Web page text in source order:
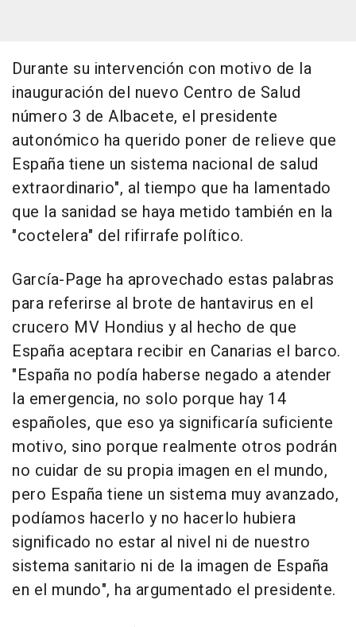
Durante su intervención con motivo de la
inauguración del nuevo Centro de Salud
número 3 de Albacete, el presidente
autonómico ha querido poner de relieve que
España tiene un sistema nacional de salud
extraordinario", al tiempo que ha lamentado
que la sanidad se haya metido también en la
"coctelera" del rifirrafe político.
García-Page ha aprovechado estas palabras
para referirse al brote de hantavirus en el
crucero MV Hondius y al hecho de que
España aceptara recibir en Canarias el barco.
"España no podía haberse negado a atender
la emergencia, no solo porque hay 14
españoles, que eso ya significaría suficiente
motivo, sino porque realmente otros podrán
no cuidar de su propia imagen en el mundo,
pero España tiene un sistema muy avanzado,
podíamos hacerlo y no hacerlo hubiera
significado no estar al nivel ni de nuestro
sistema sanitario ni de la imagen de España
en el mundo", ha argumentado el presidente.